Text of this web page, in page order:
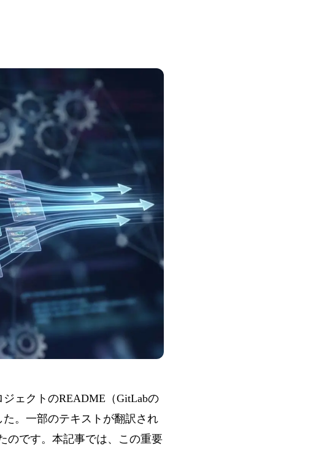
ェクトのREADME（GitLabの
。一部のテキストが翻訳され
のです。本記事では、この重要